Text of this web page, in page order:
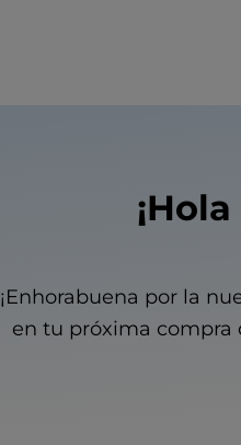
¡Enhorabuena por la
en tu próxima compra